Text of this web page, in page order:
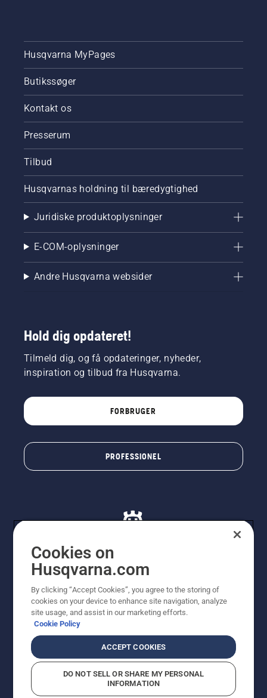
Husqvarna MyPages
Butikssøger
Kontakt os
Presserum
Tilbud
Husqvarnas holdning til bæredygtighed
Juridiske produktoplysninger
E-COM-oplysninger
Andre Husqvarna websider
Hold dig opdateret!
Tilmeld dig, og få opdateringer, nyheder,
inspiration og tilbud fra Husqvarna.
FORBRUGER
PROFESSIONEL
viste priser er vejledende udsalgspriser. Der tages
forbehold for stave- og trykfejl samt prisændringer. Vi
stræber efter at have så nøjagtige oplysningerne på
dette websted som muligt. Alle anførte priser er
vejledende udsalgspriser (inkl. moms), medmindre
CookiepolitikAnvendelsesvilkår
Bekendtgørelse vedr. beskyttelse af personlige oplysninger
Rapporter formodede overtrædelser
Cookies on
Husqvarna.com
By clicking “Accept Cookies”, you agree to the storing of
cookies on your device to enhance site navigation, analyze
site usage, and assist in our marketing efforts.
Cookie Policy
ACCEPT COOKIES
DO NOT SELL OR SHARE MY PERSONAL
INFORMATION